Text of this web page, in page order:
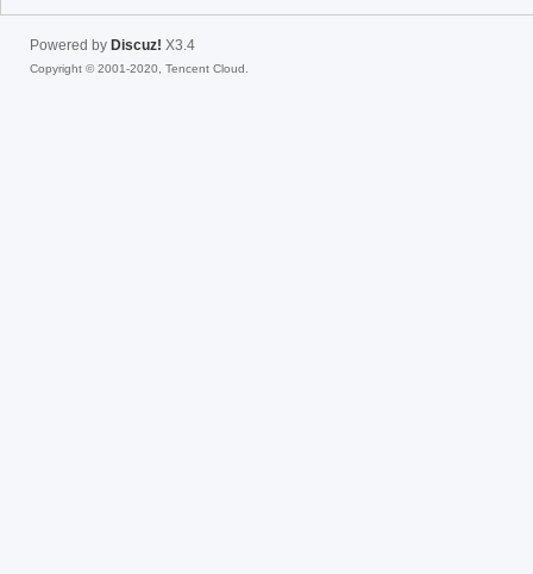
Powered by Discuz! X3.4
Copyright © 2001-2020, Tencent Cloud.